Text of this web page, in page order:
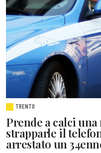
TRENTO
Prende a calci
strapparle il
arrestato un